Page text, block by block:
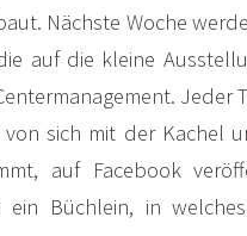
Nächste Woche
auf die kleine
sich mit der Kachel
auf Facebook
Büchlein, in